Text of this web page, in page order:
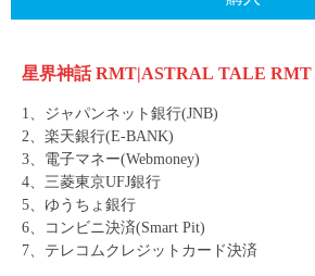
星界神話 RMT|ASTRAL TALE RMT
1、ジャパンネット銀行(JNB)
2、楽天銀行(E-BANK)
3、電子マネー(Webmoney)
4、三菱東京UFJ銀行
5、ゆうちょ銀行
6、コンビニ決済(Smart Pit)
7、テレコムクレジットカード決済